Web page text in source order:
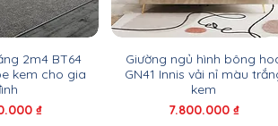
2m4 BT64
kem cho gia
₫
Giường ngủ hình bông
GN41 Innis vải nỉ màu
kem
Giá
7.800.000 ₫